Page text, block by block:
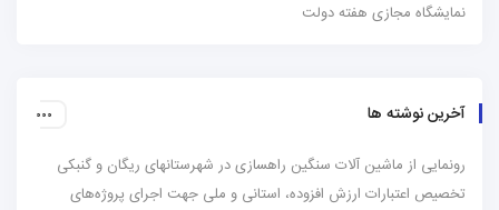
نمایشگاه مجازی هفته دولت
آخرین نوشته ها
رونمایی از ماشین آلات سنگین راهسازی در شهرستانهای ریگان و گنبکی
تخصیص اعتبارات ارزش افزوده، استانی و ملی جهت اجرای پروژه‌های